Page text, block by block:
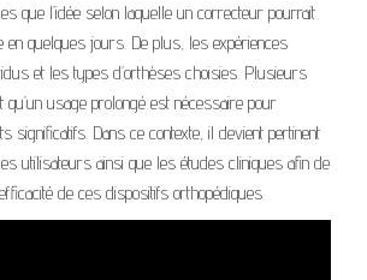
que l’idée selon laquelle un correcteur pourrait
quelques jours. De plus, les expériences
et les types d’orthèses choisies. Plusieurs
qu’un usage prolongé est nécessaire pour
significatifs. Dans ce contexte, il devient pertinent
utilisateurs ainsi que les études cliniques afin de
de ces dispositifs orthopédiques.